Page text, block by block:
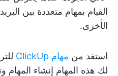
القيام بمهام متعددة بين
الأخرى.
استفد من مهام ClickUp
لك هذه المهام إنشاء المهام